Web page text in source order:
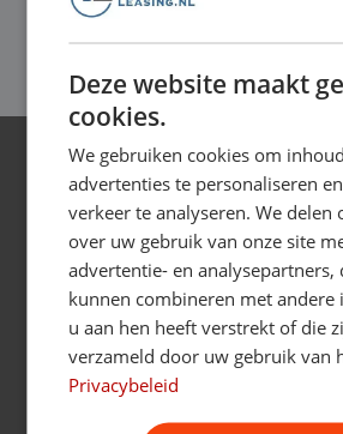
op je balans wilt opnemen.
Wat voor
Ontdek het ruime
Operational lease
Deze website maakt
cookies.
We gebruiken cookies om
advertenties te personaliseren
verkeer te analyseren. We
over uw gebruik van onze site
advertentie- en analysepartners,
kunnen combineren met
u aan hen heeft verstrekt of die
verzameld door uw gebruik van
Privacybeleid